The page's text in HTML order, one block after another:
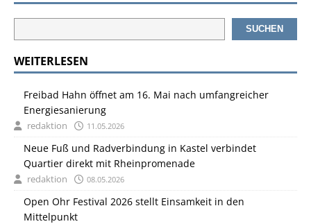
SUCHEN
WEITERLESEN
Freibad Hahn öffnet am 16. Mai nach umfangreicher
Energiesanierung
redaktion 11.05.2026
Neue Fuß und Radverbindung in Kastel verbindet
Quartier direkt mit Rheinpromenade
redaktion 08.05.2026
Open Ohr Festival 2026 stellt Einsamkeit in den
Mittelpunkt